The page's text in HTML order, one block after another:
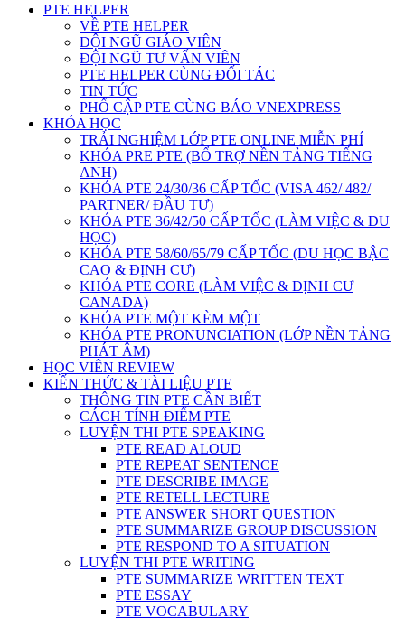
PTE HELPER
VỀ PTE HELPER
ĐỘI NGŨ GIÁO VIÊN
ĐỘI NGŨ TƯ VẤN VIÊN
PTE HELPER CÙNG ĐỐI TÁC
TIN TỨC
PHỔ CẬP PTE CÙNG BÁO VNEXPRESS
KHÓA HỌC
TRẢI NGHIỆM LỚP PTE ONLINE MIỄN PHÍ
KHÓA PRE PTE (BỔ TRỢ NỀN TẢNG TIẾNG
ANH)
KHÓA PTE 24/30/36 CẤP TỐC (VISA 462/ 482/
PARTNER/ ĐẦU TƯ)
KHÓA PTE 36/42/50 CẤP TỐC (LÀM VIỆC & DU
HỌC)
KHÓA PTE 58/60/65/79 CẤP TỐC (DU HỌC BẬC
CAO & ĐỊNH CƯ)
KHÓA PTE CORE (LÀM VIỆC & ĐỊNH CƯ
CANADA)
KHÓA PTE MỘT KÈM MỘT
KHÓA PTE PRONUNCIATION (LỚP NỀN TẢNG
PHÁT ÂM)
HỌC VIÊN REVIEW
KIẾN THỨC & TÀI LIỆU PTE
THÔNG TIN PTE CẦN BIẾT
CÁCH TÍNH ĐIỂM PTE
LUYỆN THI PTE SPEAKING
PTE READ ALOUD
PTE REPEAT SENTENCE
PTE DESCRIBE IMAGE
PTE RETELL LECTURE
PTE ANSWER SHORT QUESTION
PTE SUMMARIZE GROUP DISCUSSION
PTE RESPOND TO A SITUATION
LUYỆN THI PTE WRITING
PTE SUMMARIZE WRITTEN TEXT
PTE ESSAY
PTE VOCABULARY